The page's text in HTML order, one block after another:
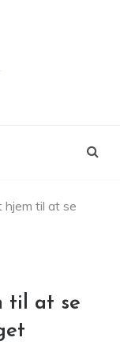
hjem til at se
til at se